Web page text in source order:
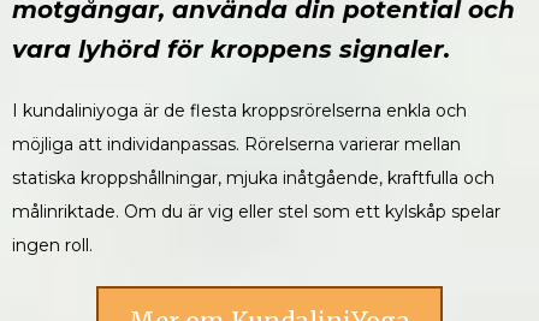
motgångar, använda din potential och
vara lyhörd för kroppens signaler.
I kundaliniyoga är de flesta kroppsrörelserna enkla och
möjliga att individanpassas. Rörelserna varierar mellan
statiska kroppshållningar, mjuka inåtgående, kraftfulla och
målinriktade. Om du är vig eller stel som ett kylskåp spelar
ingen roll.
Mer om KundaliniYoga